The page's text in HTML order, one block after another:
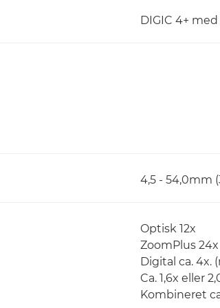
DIGIC 4+
4,5 - 54,0mm
Optisk 12x
ZoomPlus 24x
Digital ca. 4x.
Ca. 1,6x eller
Kombineret